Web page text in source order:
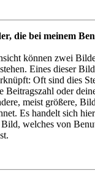
die bei meinem
können zwei
Eines dieser
Oft sind dies
Beitragszahl oder
meist größere,
Es handelt sich
welches von